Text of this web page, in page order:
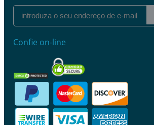
Confie on-line